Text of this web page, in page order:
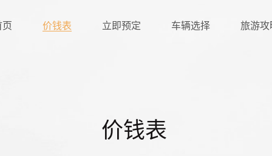
价钱表 立即预定 车辆选择 旅游攻略
价钱表